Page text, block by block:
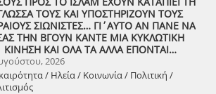
ΤΟΥΣ ΚΑΙ ΥΠΟΣΤΗΡΙΖΟΥΝ ΤΟΥΣ
ΣΙΩΝΙΣΤΕΣ… ΓΙ΄ΑΥΤΟ ΑΝ ΠΑΝΕ ΝΑ
ΤΗΝ ΒΓΟΥΝ ΚΑΝΤΕ ΜΙΑ ΚΥΚΛΩΤΙΚΗ
ΚΙΝΗΣΗ ΚΑΙ ΟΛΑ ΤΑ ΑΛΛΑ ΕΠΟΝΤΑΙ…
2026
/ Ηλεία / Κοινωνία / Πολιτική /